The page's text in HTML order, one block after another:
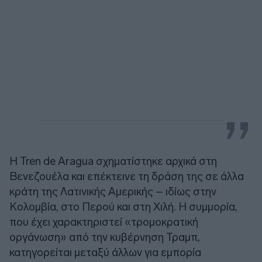
Η Tren de Aragua σχηματίστηκε αρχικά στη
Βενεζουέλα και επέκτεινε τη δράση της σε άλλα
κράτη της Λατινικής Αμερικής – ιδίως στην
Κολομβία, στο Περού και στη Χιλή. Η συμμορία,
που έχει χαρακτηριστεί «τρομοκρατική
οργάνωση» από την κυβέρνηση Τραμπ,
κατηγορείται μεταξύ άλλων για εμπορία